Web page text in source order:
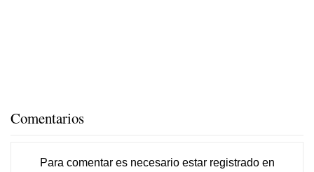
Comentarios
Para comentar es necesario estar registradoen